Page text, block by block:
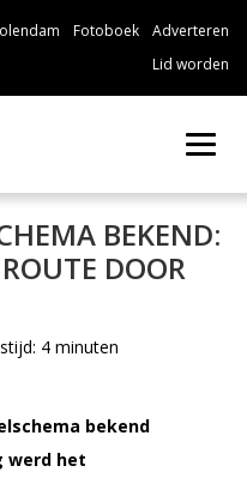
Fotoboek
Adverteren
Lid worden
BEKEND:
DOOR
4 minuten
bekend
werd het